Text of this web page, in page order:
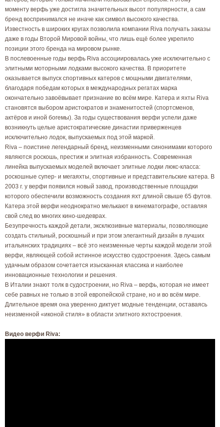
моменту верфь уже достигла значительных высот популярности, а сам
бренд воспринимался не иначе как символ высокого качества.
Известность в широких кругах позволила компании Riva получать заказы
даже в годы Второй Мировой войны, что лишь ещё более укрепило
позиции этого бренда на мировом рынке.
В послевоенные годы верфь Riva ассоциировалась уже исключительно с
элитными моторными лодками высокого качества. В приоритете
оказывается выпуск спортивных катеров с мощными двигателями,
благодаря победам которых в международных регатах марка
окончательно завоёвывает признание во всём мире. Катера и яхты Riva
становятся выбором аристократов и знаменитостей (спортсменов,
актёров и иной богемы). За годы существования верфи успели даже
возникнуть целые аристократические династии приверженцев
исключительно лодок, выпускаемых под этой маркой.
Riva – поистине легендарный бренд, неизменными синонимами которого
являются роскошь, престиж и элитная избранность. Современная
линейка выпускаемых моделей включает элитные лодки люкс-класса:
роскошные супер- и мегаяхты, спортивные и представительские катера. В
2003 г. у верфи появился новый завод, производственные площадки
которого обеспечили возможность создания яхт длиной свыше 65 футов.
Катера этой верфи неоднократно мелькают в кинематографе, оставляя
свой след во многих кино-шедеврах.
Безупречность каждой детали, эксклюзивные материалы, позволяющие
создать стильный, роскошный и при этом элегантный дизайн в лучших
итальянских традициях – всё это неизменные черты каждой модели этой
верфи, являющей собой истинное искусство судостроения. Здесь самым
удачным образом сочетается изысканная классика и наиболее
инновационные технологии и решения.
В Италии знают толк в судостроении, но Riva – верфь, которая не имеет
себе равных не только в этой европейской стране, но и во всём мире.
Длительное время она уверенно диктует модные тенденции, оставаясь
неизменной «иконой стиля» в области элитного яхтостроения.
Видео верфи Riva: